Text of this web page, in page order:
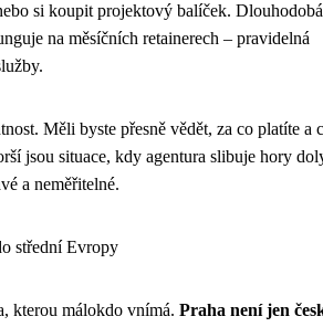
si koupit projektový balíček. Dlouhodobá
na měsíčních retainerech – pravidelná
Měli byste přesně vědět, za co platíte a
jsou situace, kdy agentura slibuje hory
a neměřitelné.
střední Evropy
kterou málokdo vnímá. Praha není jen